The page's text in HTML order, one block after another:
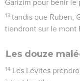
Garizim pour bénir le
13 tandis que Ruben,
tiendront sur le mont
Les douze
14 Les Lévites